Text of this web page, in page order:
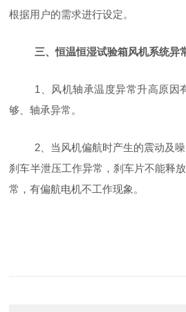
根据用户的需求进行设定。
三、恒温恒湿试验箱风机系统异
1
、风机轴承温度异常升高原
够、轴承异常。
2 、当风机偏航时产生的震动及
刹车半泄压工作异常，刹车片不能释
常，有偏航电机不工作现象。